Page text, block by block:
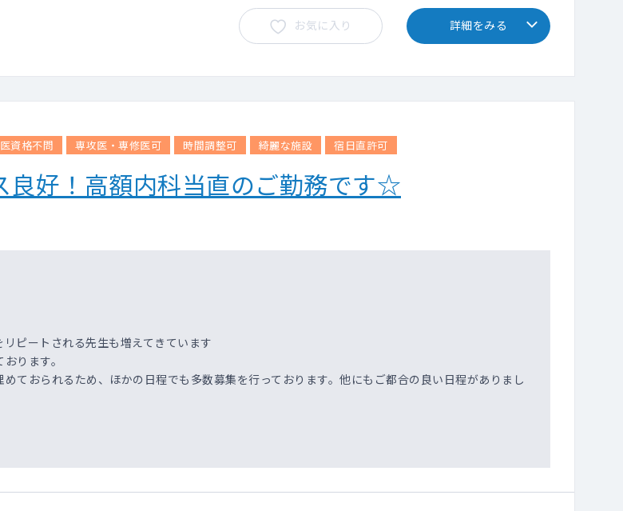
お気に入り 詳細をみる
資格不問 専攻医・専修医可 時間調整可 綺麗な施設 宿日直許可
良好！高額内科当直のご勤務です☆
ピートされる先生も増えてきています
ります。
ておられるため、ほかの日程でも多数募集を行っております。他にもご都合の良い日程がありまし